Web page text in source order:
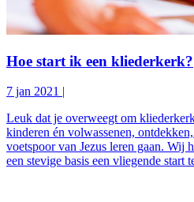
Hoe start ik een kliederkerk?
7 jan 2021 |
Leuk dat je overweegt om
kinderen én volwassenen,
voetspoor van Jezus leren gaan. Wij
een stevige basis een vliegende start